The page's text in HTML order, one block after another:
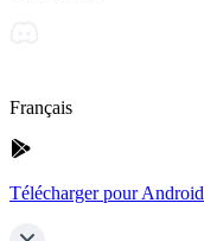
Français
Télécharger pour Android